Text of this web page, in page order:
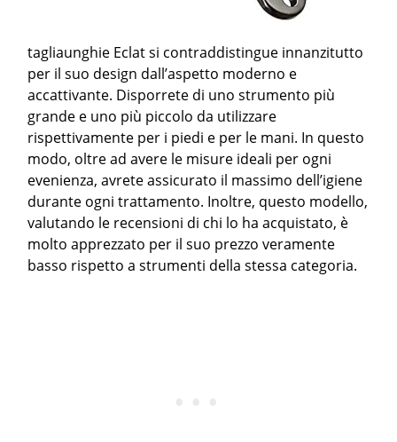
tagliaunghie Eclat si contraddistingue innanzitutto
per il suo design dall’aspetto moderno e
accattivante. Disporrete di uno strumento più
grande e uno più piccolo da utilizzare
rispettivamente per i piedi e per le mani. In questo
modo, oltre ad avere le misure ideali per ogni
evenienza, avrete assicurato il massimo dell’igiene
durante ogni trattamento. Inoltre, questo modello,
valutando le recensioni di chi lo ha acquistato, è
molto apprezzato per il suo prezzo veramente
basso rispetto a strumenti della stessa categoria.